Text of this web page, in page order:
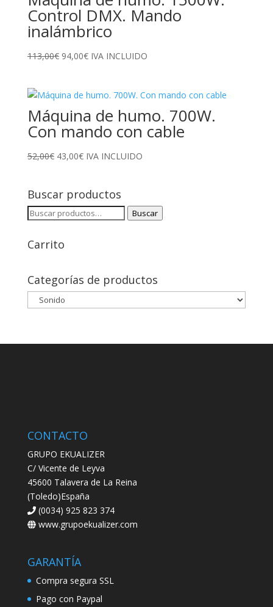
Control DMX. Mando
inalámbrico
113,00€ El
era:
113,00€.
94,00€El
es:
94,00€.
IVA INCLUIDO
Máquina de humo. 700W.
Con mando con cable
52,00€ El
era:
52,00€.
43,00€El
es:
43,00€.
IVA INCLUIDO
Buscar productos
Buscar
Buscar
Carrito
Categorías de productos
CONTACTO
GRUPO EKUALIZER
C/ Vicente de Leyva
45600 Talavera de La Reina
(Toledo)España
(0034) 925 823 374
www.grupoekualizer.com
GARANTÍA
Compra segura SSL
Pago con Paypal